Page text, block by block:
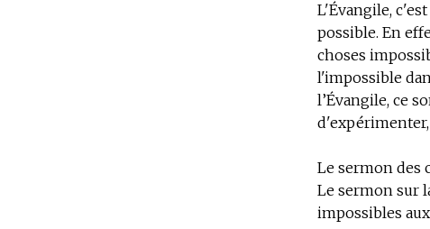
L'Évangile,
possible. En
choses
l'impossible
l’Évangile, ce
d'expérimenter,
Le sermon des
Le sermon sur
impossibles